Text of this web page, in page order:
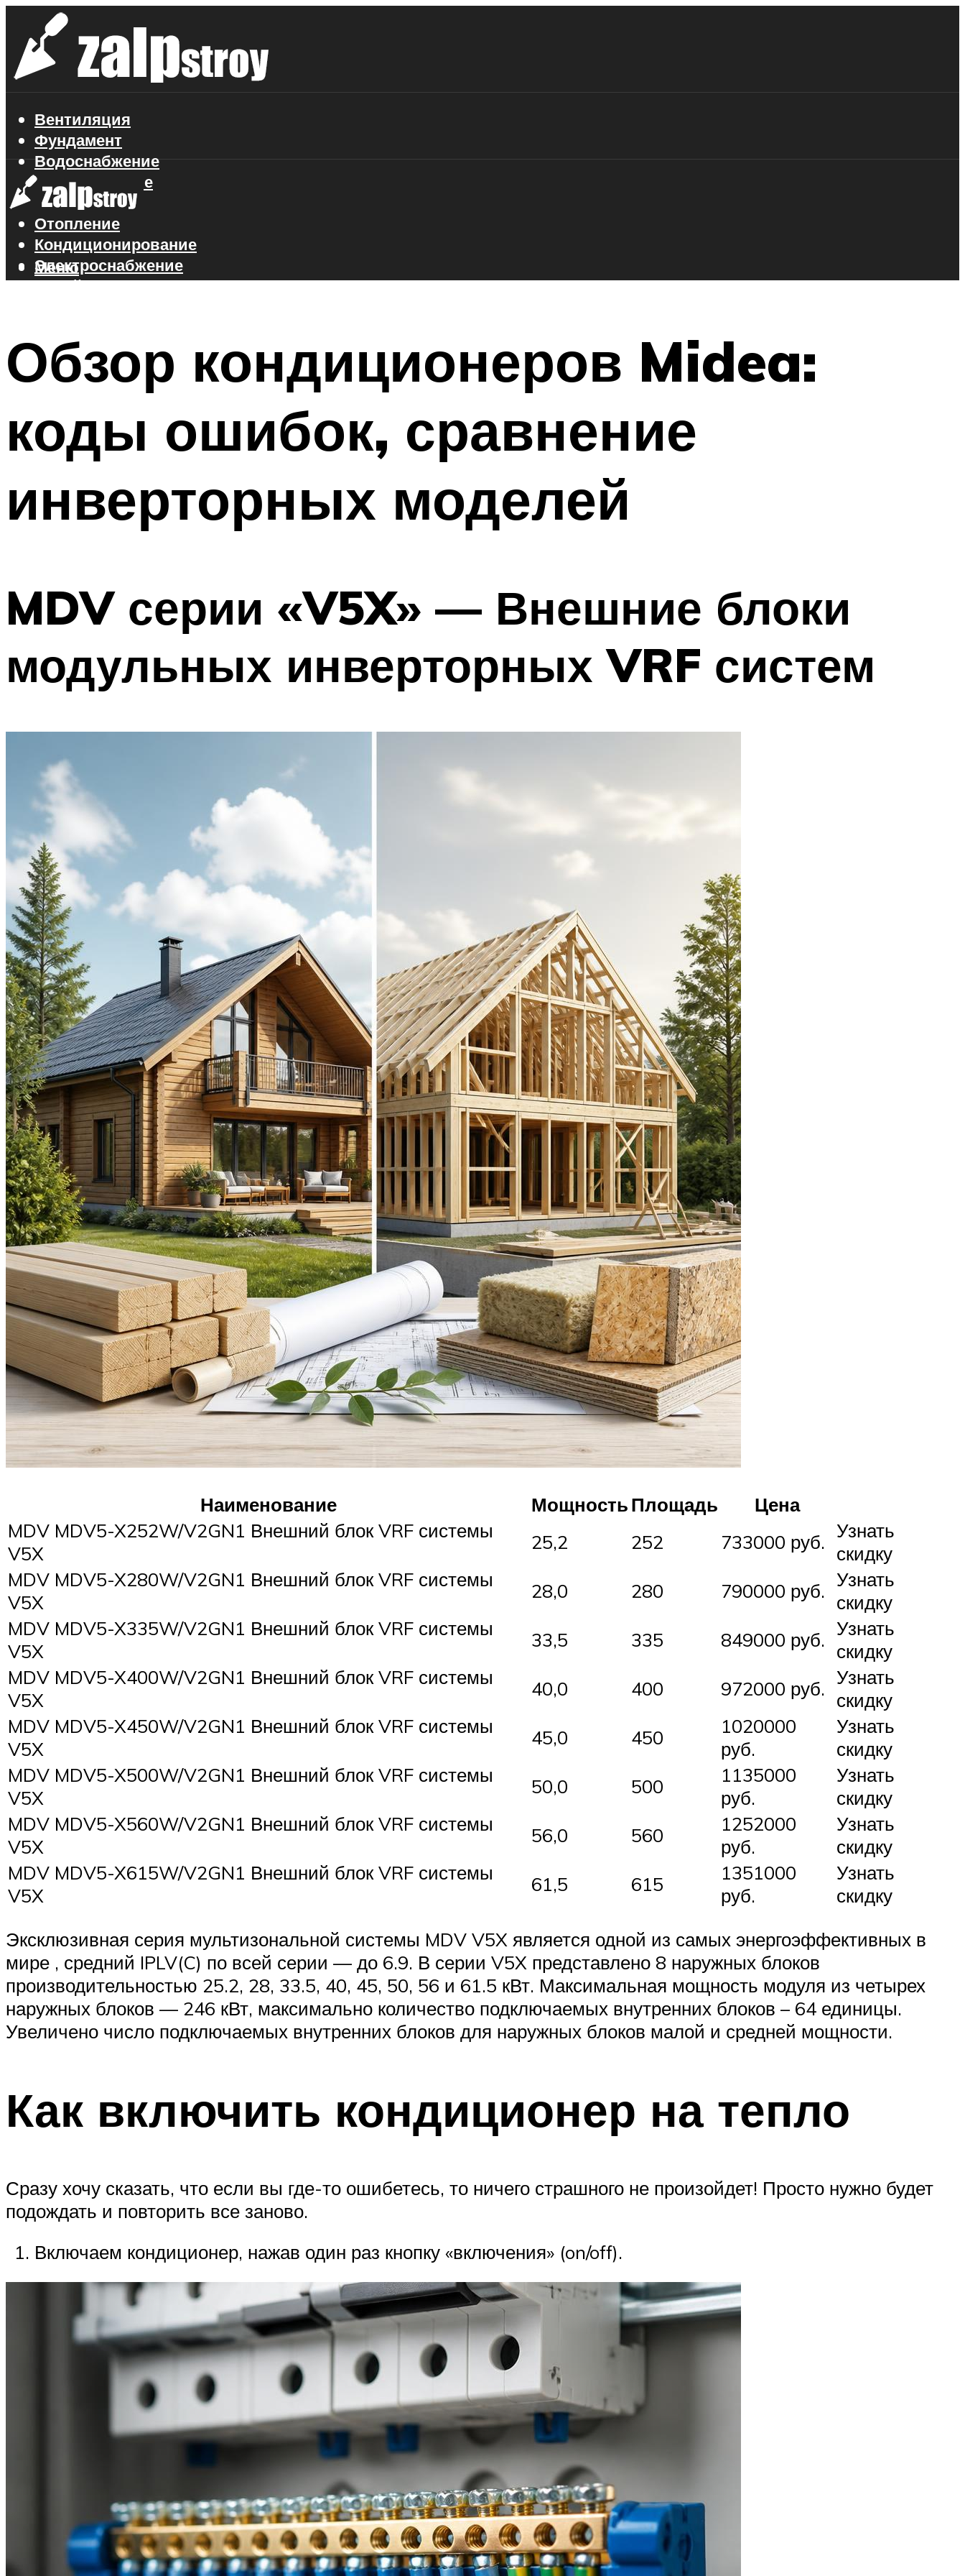
Вентиляция
Фундамент
Водоснабжение
Газоснабжение
Канализация
Отопление
Кондиционирование
Электроснабжение
Стройматериалы
Меню
Обзор кондиционеров Midea:
коды ошибок, сравнение
инверторных моделей
MDV серии «V5X» — Внешние блоки
модульных инверторных VRF систем
Наименование МощностьПлощадь
Цена
MDV MDV5-X252W/V2GN1 Внешний блок VRF системы
V5X
25,2 252 733000 руб. Узнать
скидку
MDV MDV5-X280W/V2GN1 Внешний блок VRF системы
V5X
28,0 280 790000 руб. Узнать
скидку
MDV MDV5-X335W/V2GN1 Внешний блок VRF системы
V5X
33,5 335 849000 руб. Узнать
скидку
MDV MDV5-X400W/V2GN1 Внешний блок VRF системы
V5X
40,0 400 972000 руб. Узнать
скидку
MDV MDV5-X450W/V2GN1 Внешний блок VRF системы
V5X
45,0 450
1020000
руб.
Узнать
скидку
MDV MDV5-X500W/V2GN1 Внешний блок VRF системы
V5X
50,0 500
1135000
руб.
Узнать
скидку
MDV MDV5-X560W/V2GN1 Внешний блок VRF системы
V5X
56,0 560
1252000
руб.
Узнать
скидку
MDV MDV5-X615W/V2GN1 Внешний блок VRF системы
V5X
61,5 615
1351000
руб.
Узнать
скидку
Эксклюзивная серия мультизональной системы MDV V5X является одной из самых энергоэффективных в
мире , средний IPLV(C) по всей серии — до 6.9. В серии V5X представлено 8 наружных блоков
производительностью 25.2, 28, 33.5, 40, 45, 50, 56 и 61.5 кВт. Максимальная мощность модуля из четырех
наружных блоков — 246 кВт, максимально количество подключаемых внутренних блоков – 64 единицы.
Увеличено число подключаемых внутренних блоков для наружных блоков малой и средней мощности.
Как включить кондиционер на тепло
Сразу хочу сказать, что если вы где-то ошибетесь, то ничего страшного не произойдет! Просто нужно будет
подождать и повторить все заново.
Включаем кондиционер, нажав один раз кнопку «включения» (on/off).